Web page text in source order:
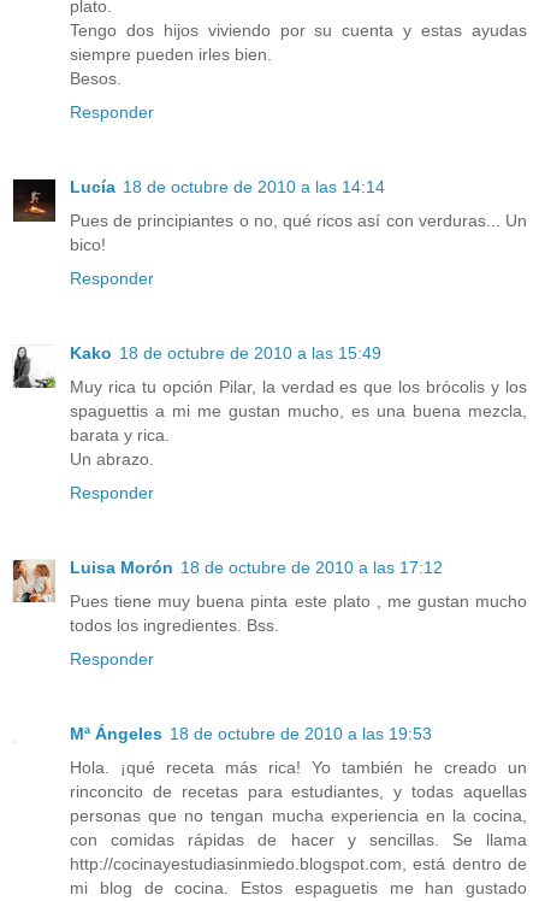
plato.
Tengo dos hijos viviendo por su cuenta y estas ayudas
siempre pueden irles bien.
Besos.
Responder
Lucía 18 de octubre de 2010 a las 14:14
Pues de principiantes o no, qué ricos así con verduras... Un
bico!
Responder
Kako 18 de octubre de 2010 a las 15:49
Muy rica tu opción Pilar, la verdad es que los brócolis y los
spaguettis a mi me gustan mucho, es una buena mezcla,
barata y rica.
Un abrazo.
Responder
Luisa Morón 18 de octubre de 2010 a las 17:12
Pues tiene muy buena pinta este plato , me gustan mucho
todos los ingredientes. Bss.
Responder
Mª Ángeles 18 de octubre de 2010 a las 19:53
Hola. ¡qué receta más rica! Yo también he creado un
rinconcito de recetas para estudiantes, y todas aquellas
personas que no tengan mucha experiencia en la cocina,
con comidas rápidas de hacer y sencillas. Se llama
http://cocinayestudiasinmiedo.blogspot.com, está dentro de
mi blog de cocina. Estos espaguetis me han gustado